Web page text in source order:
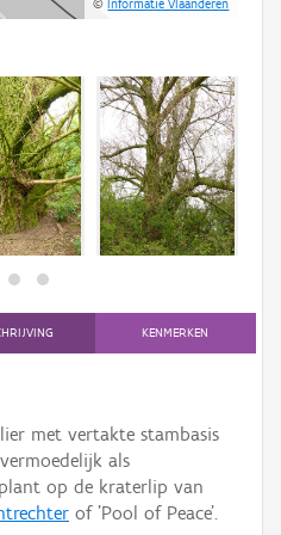
©Informatie Vlaanderen
KENMERKEN
met vertakte stambasis
als
op de kraterlip van
of 'Pool of Peace'.